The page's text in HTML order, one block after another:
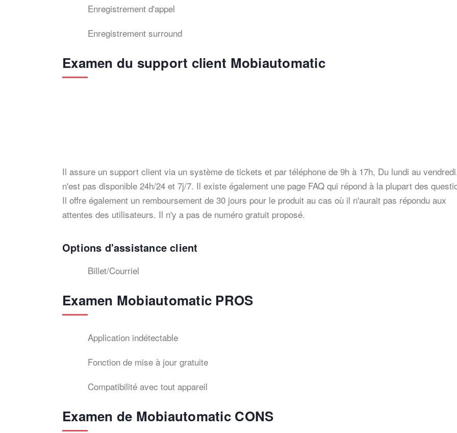
Enregistrement d'appel
Enregistrement surround
Examen du support client Mobiautomatic
Il assure un support client via un système de tickets et par téléphone de 9h à 17h, Du lundi au
n'est pas disponible 24h/24 et 7j/7. Il existe également une page FAQ qui répond à la plupart des
Il offre également un remboursement de 30 jours pour le produit au cas où il n'aurait pas répondu aux
attentes des utilisateurs. Il n'y a pas de numéro gratuit proposé.
Options d'assistance client
Billet/Courriel
Examen Mobiautomatic PROS
Application indétectable
Fonction de mise à jour gratuite
Compatibilité avec tout appareil
Examen de Mobiautomatic CONS